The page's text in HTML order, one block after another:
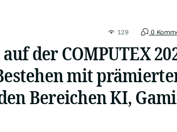
129 0
der COMPUTEX
mit
Bereichen KI,